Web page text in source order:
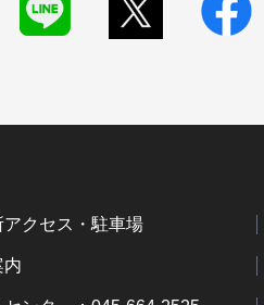
アクセス・駐車場
内